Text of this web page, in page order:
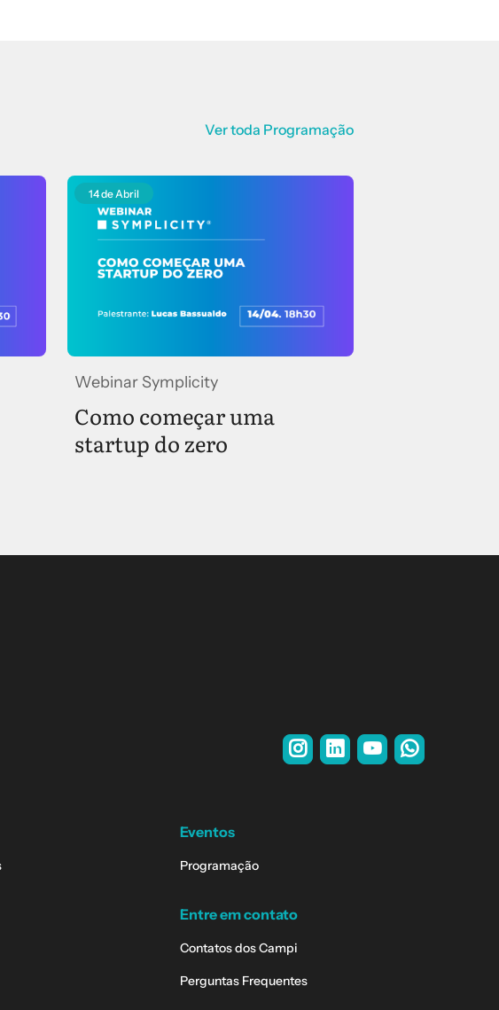
Ver toda Programação
14 de Abril
Como começar uma
startup do zero
Webinar Symplicity
Eventos
Programação
Entre em contato
Contatos dos Campi
Perguntas Frequentes